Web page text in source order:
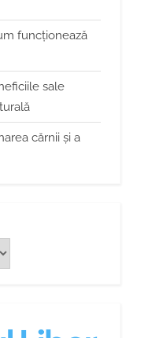
funcționează
sale
cărnii și a